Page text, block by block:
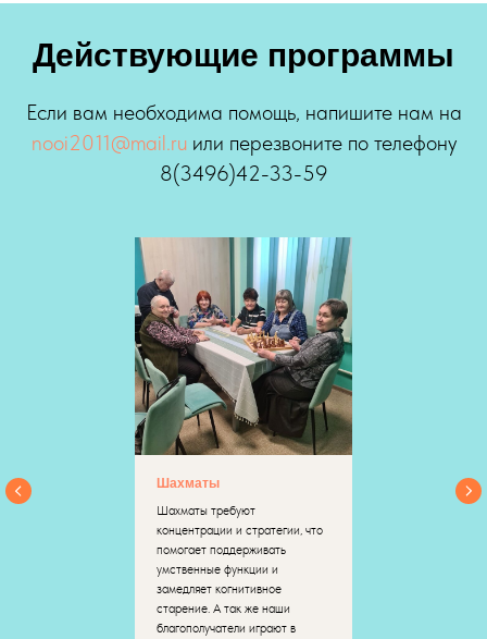
Действующие программы
Если вам необходима помощь, напишите нам на
nooi2011@mail.ruили перезвоните по телефону
8(3496)42-33-59
Шахматы
Шахматы требуют
концентрации и стратегии, что
помогает поддерживать
умственные функции и
замедляет когнитивное
старение. А так же наши
благополучатели играют в